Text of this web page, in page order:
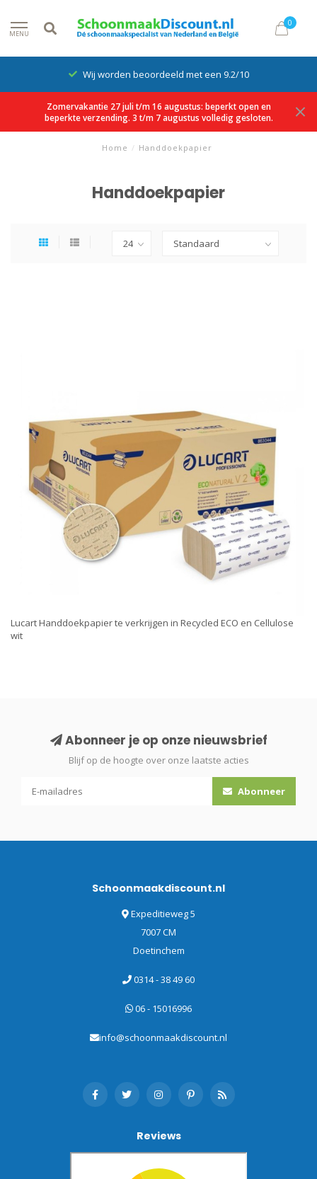
MENU
0
Wij worden beoordeeld met een 9.2/10
Zomervakantie 27 juli t/m 16 augustus: beperkt open en
beperkte verzending. 3 t/m 7 augustus volledig gesloten.
Home / Handdoekpapier
Handdoekpapier
Lucart Handdoekpapier te verkrijgen in Recycled ECO en Cellulose
wit
Abonneer je op onze nieuwsbrief
Blijf op de hoogte over onze laatste acties
Abonneer
Schoonmaakdiscount.nl
Expeditieweg 5
7007 CM
Doetinchem
0314 - 38 49 60
06 - 15016996
info@schoonmaakdiscount.nl
Reviews